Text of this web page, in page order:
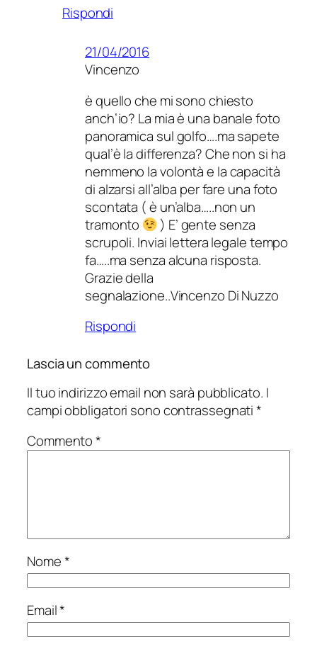
Rispondi
21/04/2016
Vincenzo
è quello che mi sono chiesto
anch’io? La mia è una banale foto
panoramica sul golfo….ma sapete
qual’è la differenza? Che non si ha
nemmeno la volontà e la capacità
di alzarsi all’alba per fare una foto
scontata ( è un’alba…..non un
tramonto
) E’ gente senza
scrupoli. Inviai lettera legale tempo
fa…..ma senza alcuna risposta.
Grazie della
segnalazione..Vincenzo Di Nuzzo
Rispondi
Lascia un commento
Il tuo indirizzo email non sarà pubblicato. I
campi obbligatori sono contrassegnati*
Commento*
Nome*
Email*